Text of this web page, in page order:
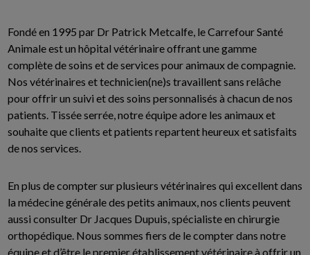
Fondé en 1995 par Dr Patrick Metcalfe, le Carrefour Santé
Animale est un hôpital vétérinaire offrant une gamme
complète de soins et de services pour animaux de compagnie.
Nos vétérinaires et technicien(ne)s travaillent sans relâche
pour offrir un suivi et des soins personnalisés à chacun de nos
patients. Tissée serrée, notre équipe adore les animaux et
souhaite que clients et patients repartent heureux et satisfaits
de nos services.
En plus de compter sur plusieurs vétérinaires qui excellent dans
la médecine générale des petits animaux, nos clients peuvent
aussi consulter Dr Jacques Dupuis, spécialiste en chirurgie
orthopédique. Nous sommes fiers de le compter dans notre
équipe et d’être le premier établissement vétérinaire à offrir un